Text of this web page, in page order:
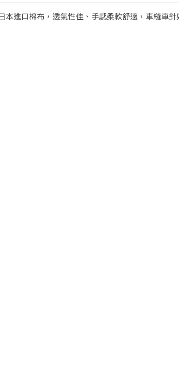
進口棉布，透氣性佳、手感柔軟舒適，車縫車針